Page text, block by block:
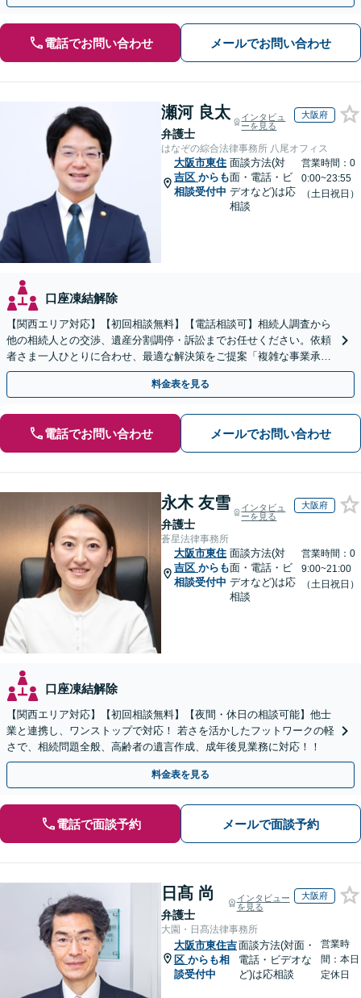
電話でお問い合わせ メールでお問い合わせ
瀬河 良太
弁護士
インタビュ
ーを見る
大阪府
はなぞの綜合法律事務所 八尾オフィス
大阪市東住
吉区 からも
相談受付中
面談方法(対
面・電話・ビ
デオなど)は応
相談
営業時間：0
0:00~23:55
（土日祝日）
口座凍結解除
【関西エリア対応】【初回相談無料】【電話相談可】相続人調査から
他の相続人との交渉、遺産分割調停・訴訟までお任せください。依頼
者さま一人ひとりに合わせ、最適な解決策をご提案「複雑な事業承
継、不動産相続など」【完全個室対応】【休日・夜間相談可】
料金表を見る
電話でお問い合わせ メールでお問い合わせ
永木 友雪
弁護士
インタビュ
ーを見る
大阪府
蒼星法律事務所
大阪市東住
吉区 からも
相談受付中
面談方法(対
面・電話・ビ
デオなど)は応
相談
営業時間：0
9:00~21:00
（土日祝日）
口座凍結解除
【関西エリア対応】【初回相談無料】【夜間・休日の相談可能】他士
業と連携し、ワンストップで対応！ 若さを活かしたフットワークの軽
さで、相続問題全般、高齢者の遺言作成、成年後見業務に対応！！
料金表を見る
電話で面談予約 メールで面談予約
日髙 尚
弁護士
インタビュー
を見る
大阪府
大園・日髙法律事務所
大阪市東住吉
区 からも相
談受付中
面談方法(対面・
電話・ビデオな
ど)は応相談
営業時
間：本日
定休日